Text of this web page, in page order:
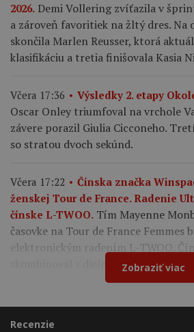
2026. Demi Vollering zvíťazila v
a zároveň favoritiek na žltý dres. Na
skončila Marlen Reusser, ktorá
klasifikáciu a tretia finišovala Kasia
Včera 17:36 Výsledky 2. etapy
Oscar Onley triumfoval na vrchole
závere porazil Giulia Cicconeho.
so stratou dvoch sekúnd.
Včera 17:22
Čínska značka
ženskej Tour de France. Radenie
čínske L-TWOO. Tím Mayenne
časovke na Tour de France Femmes
elektronickým radením L-TWOO.
skombinoval s dielmi Shimano a
Zobraziť viac
Recenzie